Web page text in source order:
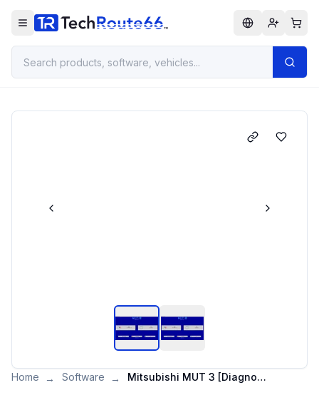
Home → Software → Mitsubishi MUT 3 [Diagnostics - 03.2022 programming - 05.2021]